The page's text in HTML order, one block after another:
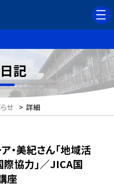
記
せ > 詳細
・美紀さん「地域活
協力」／JICA国
座